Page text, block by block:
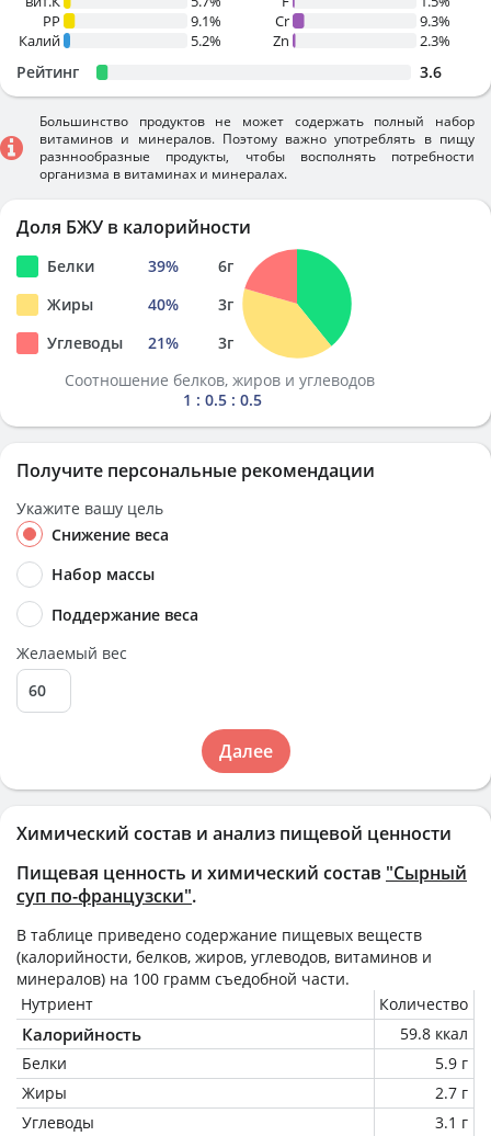
Химический состав и анализ пищевой ценности
Пищевая ценность и химический состав "Сырный
суп по-французски".
В таблице приведено содержание пищевых веществ
(калорийности, белков, жиров, углеводов, витаминов и
минералов) на 100 грамм съедобной части.
Нутриент
Количество
Калорийность
59.8 ккал
Белки
5.9 г
Жиры
2.7 г
Углеводы
3.1 г
PP
9.1%
Калий
5.2%
Cr
9.3%
Zn
2.3%
Рейтинг 3.6
Большинство продуктов не может содержать полный набор
витаминов и минералов. Поэтому важно употреблять в пищу
разннообразные продукты, чтобы восполнять потребности
организма в витаминах и минералах.
Доля БЖУ в калорийности
Белки 39% 6г
Жиры
40% 3г
Углеводы
21% 3г
Соотношение белков, жиров и углеводов
1 : 0.5 : 0.5
Получите персональные рекомендации
Укажите вашу цель
Снижение веса
Набор массы
Поддержание веса
Желаемый вес
Далее